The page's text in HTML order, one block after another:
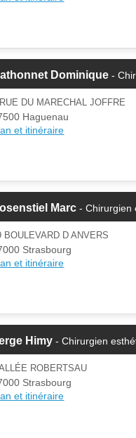
Dominique -
DU MARECHAL JOFFRE
Haguenau
et itinéraire
Marc - Chirurgien
BOULEVARD D ANVERS
Strasbourg
et itinéraire
Himy - Chirurgien
ROBERTSAU
Strasbourg
et itinéraire